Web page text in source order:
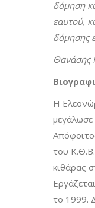
δόμηση
εαυτού,
δόμησης
Θανάσης
Η
μεγάλωσε
του
κιθάρας
το 1999.